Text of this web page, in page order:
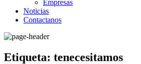
Empresas
Noticias
Contactanos
Etiqueta: tenecesitamos